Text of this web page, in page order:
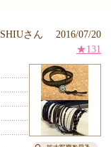
SHIUさん 2016/07/20
★131